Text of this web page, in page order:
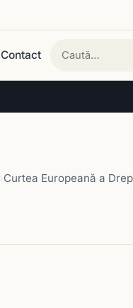
Contact
Curtea Europeană a